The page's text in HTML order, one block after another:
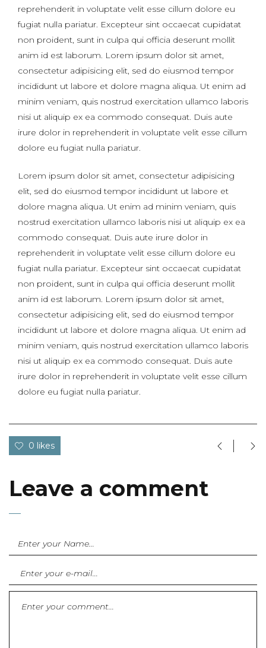
reprehenderit in voluptate velit esse cillum dolore eu
fugiat nulla pariatur. Excepteur sint occaecat cupidatat
non proident, sunt in culpa qui officia deserunt mollit
anim id est laborum. Lorem ipsum dolor sit amet,
consectetur adipisicing elit, sed do eiusmod tempor
incididunt ut labore et dolore magna aliqua. Ut enim ad
minim veniam, quis nostrud exercitation ullamco laboris
nisi ut aliquip ex ea commodo consequat. Duis aute
irure dolor in reprehenderit in voluptate velit esse cillum
dolore eu fugiat nulla pariatur.
Lorem ipsum dolor sit amet, consectetur adipisicing
elit, sed do eiusmod tempor incididunt ut labore et
dolore magna aliqua. Ut enim ad minim veniam, quis
nostrud exercitation ullamco laboris nisi ut aliquip ex ea
commodo consequat. Duis aute irure dolor in
reprehenderit in voluptate velit esse cillum dolore eu
fugiat nulla pariatur. Excepteur sint occaecat cupidatat
non proident, sunt in culpa qui officia deserunt mollit
anim id est laborum. Lorem ipsum dolor sit amet,
consectetur adipisicing elit, sed do eiusmod tempor
incididunt ut labore et dolore magna aliqua. Ut enim ad
minim veniam, quis nostrud exercitation ullamco laboris
nisi ut aliquip ex ea commodo consequat. Duis aute
irure dolor in reprehenderit in voluptate velit esse cillum
dolore eu fugiat nulla pariatur.
0 likes
Leave a comment